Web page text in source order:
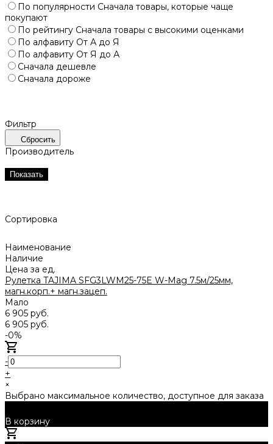
По популярности Сначала товары, которые чаще
покупают
По рейтингу Сначала товары с высокими оценками
По алфавиту От А до Я
По алфавиту От Я до А
Сначала дешевле
Сначала дороже
Фильтр
Сбросить
Производитель
Показать
Сортировка
Наименование
Наличие
Цена за ед.
Рулетка TAJIMA SFG3LWM25-75E W-Mag 7.5м/25мм,
магн.корп.+ магн.зацеп.
Мало
6 905 руб.
6 905 руб.
-0%
-
+
×
Выбрано максимальное количество, доступное для заказа
В корзину